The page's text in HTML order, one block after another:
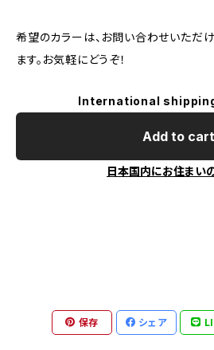
希望のカラーは、お問い合わせいただ
ます。お気軽にどうぞ！
International
Add to cart
日本国内にお住まい
保存 シェア